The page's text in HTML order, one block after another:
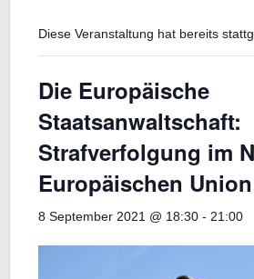
Diese Veranstaltung hat bereits
Die Europäische
Staatsanwaltschaft:
Strafverfolgung im
Europäischen Union
8 September 2021 @ 18:30- 21:00